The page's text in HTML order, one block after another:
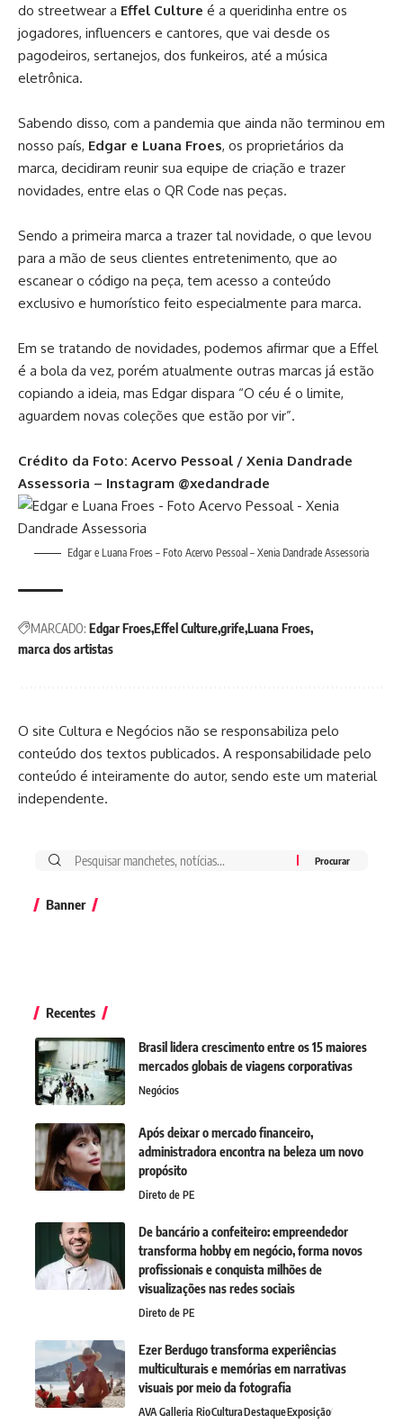
do streetwear a Effel Culture é a queridinha entre os
jogadores, influencers e cantores, que vai desde os
pagodeiros, sertanejos, dos funkeiros, até a música
eletrônica.
Sabendo disso, com a pandemia que ainda não terminou em
nosso país, Edgar e Luana Froes, os proprietários da
marca, decidiram reunir sua equipe de criação e trazer
novidades, entre elas o QR Code nas peças.
Sendo a primeira marca a trazer tal novidade, o que levou
para a mão de seus clientes entretenimento, que ao
escanear o código na peça, tem acesso a conteúdo
exclusivo e humorístico feito especialmente para marca.
Em se tratando de novidades, podemos afirmar que a Effel
é a bola da vez, porém atualmente outras marcas já estão
copiando a ideia, mas Edgar dispara “O céu é o limite,
aguardem novas coleções que estão por vir”.
Crédito da Foto: Acervo Pessoal / Xenia Dandrade
Assessoria – Instagram @xedandrade
Edgar e Luana Froes – Foto Acervo Pessoal – Xenia Dandrade Assessoria
MARCADO: Edgar FroesEffel CulturegrifeLuana Froes
marca dos artistas
O site Cultura e Negócios não se responsabiliza pelo
conteúdo dos textos publicados. A responsabilidade pelo
conteúdo é inteiramente do autor, sendo este um material
independente.
Banner
Recentes
Brasil lidera crescimento entre os 15 maiores
mercados globais de viagens corporativas
Negócios
Após deixar o mercado financeiro,
administradora encontra na beleza um novo
propósito
Direto de PE
De bancário a confeiteiro: empreendedor
transforma hobby em negócio, forma novos
profissionais e conquista milhões de
visualizações nas redes sociais
Direto de PE
Ezer Berdugo transforma experiências
multiculturais e memórias em narrativas
visuais por meio da fotografia
AVA Galleria RioCulturaDestaqueExposição